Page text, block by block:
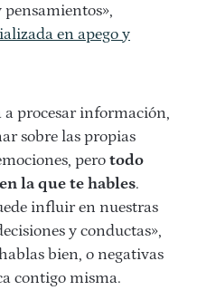
pensamientos»,
en apego y
procesar información,
sobre las propias
perotodo
la que te hables.
influir en nuestras
y conductas»,
bien, o negativas
contigo misma.